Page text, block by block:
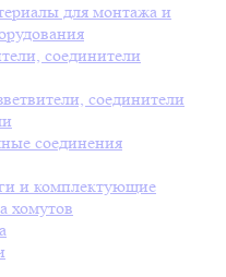
для монтажа и
соединители
соединители
соединения
и комплектующие
хомутов